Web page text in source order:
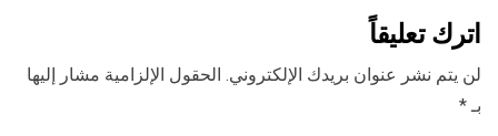
اترك تعليقاً
لن يتم نشر عنوان بريدك الإلكتروني. الحقول الإلزامية مشار إليها
بـ*